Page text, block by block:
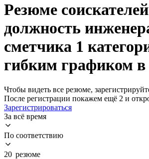
Резюме
должность
сметчика 1
гибким графиком в
Чтобы видеть все резюме,
После регистрации покажем ещё 2 и
Зарегистрироваться
За всё время
По соответствию
20 резюме